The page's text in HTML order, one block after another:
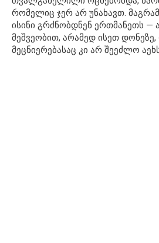
რომელიც ჯერ არ უნახავთ.
ისინი გრძნობდნენ ერთმანეთს —
მეშვეობით, არამედ ისეთ
მეცნიერებასაც კი არ შეეძლო